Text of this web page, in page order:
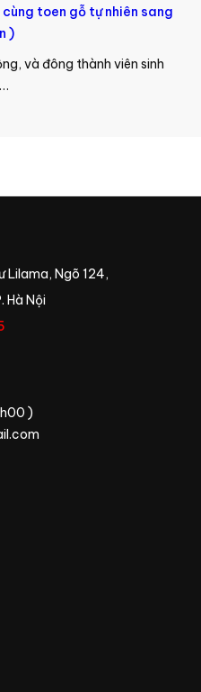
toen gỗ tự nhiên sang
)
và đông thành viên sinh
Lilama, Ngõ 124,
Hà Nội
)